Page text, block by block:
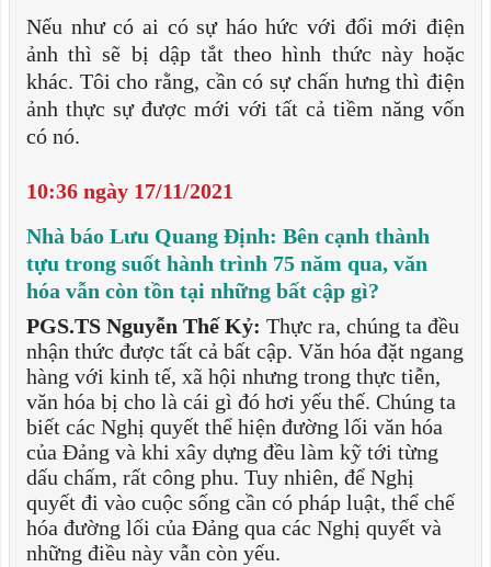
Nếu như có ai có sự háo hức với đổi mới điện
ảnh thì sẽ bị dập tắt theo hình thức này hoặc
khác. Tôi cho rằng, cần có sự chấn hưng thì điện
ảnh thực sự được mới với tất cả tiềm năng vốn
có nó.
10:36 ngày 17/11/2021
Nhà báo Lưu Quang Định: Bên cạnh thành
tựu trong suốt hành trình 75 năm qua, văn
hóa vẫn còn tồn tại những bất cập gì?
PGS.TS Nguyễn Thế Kỷ: Thực ra, chúng ta đều
nhận thức được tất cả bất cập. Văn hóa đặt ngang
hàng với kinh tế, xã hội nhưng trong thực tiễn,
văn hóa bị cho là cái gì đó hơi yếu thế. Chúng ta
biết các Nghị quyết thể hiện đường lối văn hóa
của Đảng và khi xây dựng đều làm kỹ tới từng
dấu chấm, rất công phu. Tuy nhiên, để Nghị
quyết đi vào cuộc sống cần có pháp luật, thể chế
hóa đường lối của Đảng qua các Nghị quyết và
những điều này vẫn còn yếu.